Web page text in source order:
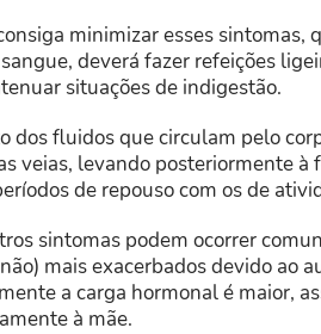
minimizar esses
deverá fazer refeições
situações de indigestão.
dos fluidos que circulam pelo
veias, levando posteriormente
de repouso com os de
sintomas podem ocorrer
mais exacerbados devido ao
a carga hormonal é maior,
à mãe.